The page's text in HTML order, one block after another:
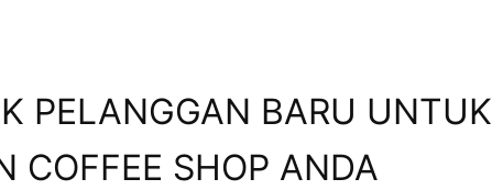
PELANGGAN BARU UNTUK
COFFEE SHOP ANDA